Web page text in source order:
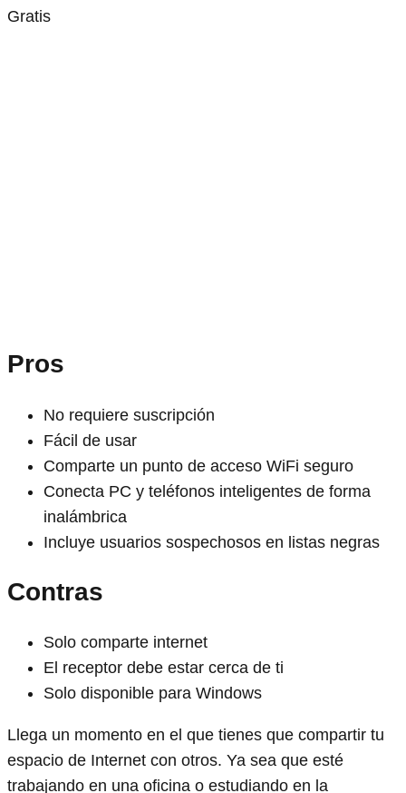
Gratis
Pros
No requiere suscripción
Fácil de usar
Comparte un punto de acceso WiFi seguro
Conecta PC y teléfonos inteligentes de forma
inalámbrica
Incluye usuarios sospechosos en listas negras
Contras
Solo comparte internet
El receptor debe estar cerca de ti
Solo disponible para Windows
Llega un momento en el que tienes que compartir tu
espacio de Internet con otros. Ya sea que esté
trabajando en una oficina o estudiando en la